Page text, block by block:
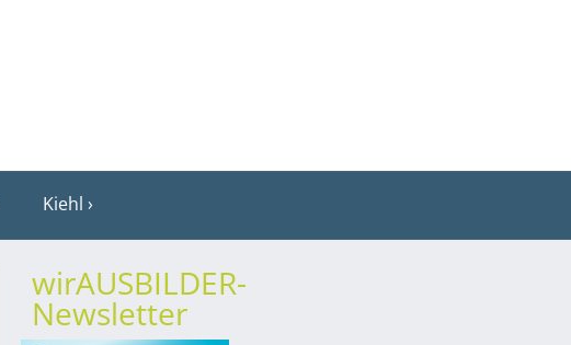
Kiehl
wirAUSBILDER-
Newsletter